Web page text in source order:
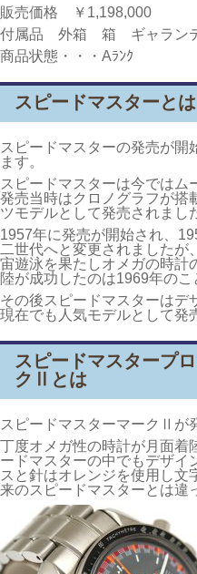
販売価格 ￥1,198,000
付属品 外箱 箱 ギャランテ
商品状態・・・Aﾗﾝｸ
スピードマスターとは
スピードマスターの発売が開
ます。
スピードマスターは今ではム
発売当時はクロノグラフが搭
ツモデルとして発売されまし
1957年に発売が開始され、
二世代へと変更されましたが
宙遊泳を果たしオメガの時計
陸が成功したのは1969年のこ
その後スピードマスターはデ
現在でも人気モデルとして発
スピードマスタープ
クⅡとは
スピードマスターマークⅡが
丁度オメガ性の時計が月面
ードマスターの中でもデザイ
スと針はオレンジを使用し文
来のスピードマスターとは違